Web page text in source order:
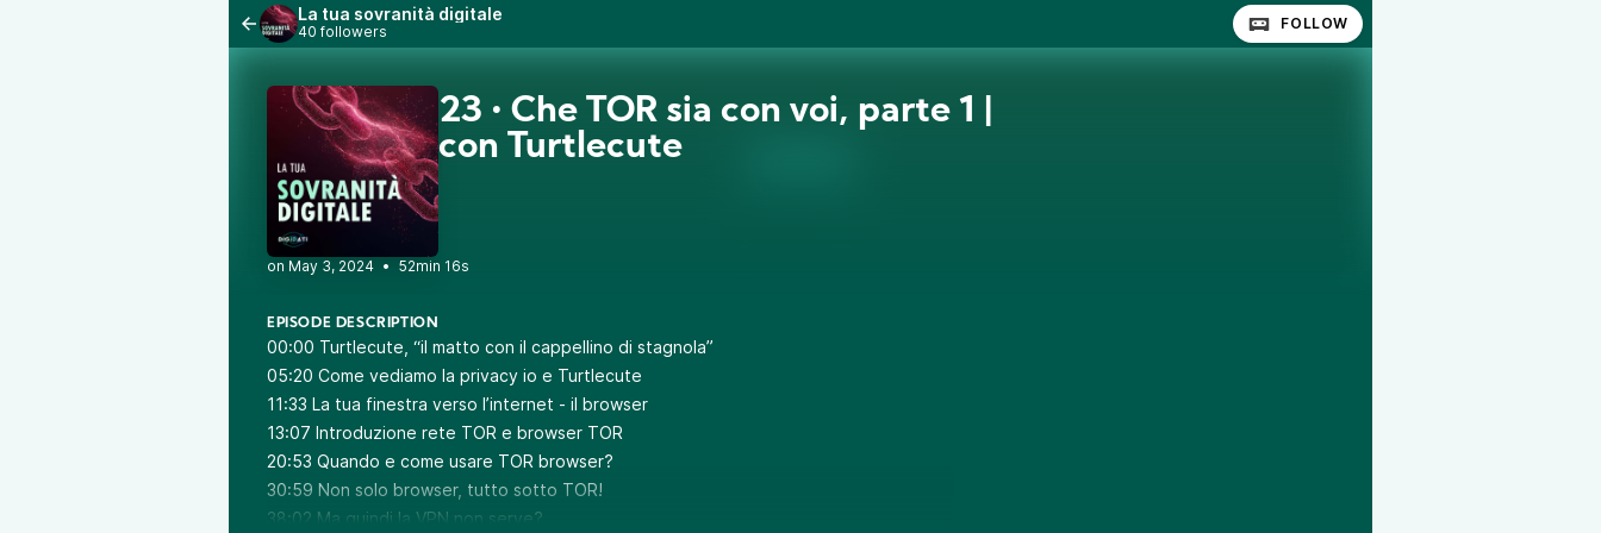
La tua sovranità digitale
40 followers FOLLOW
23 • Che TOR sia con voi, parte 1 |
con Turtlecute
• 52min 16s
EPISODE DESCRIPTION
00:00 Turtlecute, “il matto con il cappellino di stagnola”
05:20 Come vediamo la privacy io e Turtlecute
11:33 La tua finestra verso l’internet - il browser
13:07 Introduzione rete TOR e browser TOR
20:53 Quando e come usare TOR browser?
30:59 Non solo browser, tutto sotto TOR!
38:02 Ma quindi la VPN non serve?